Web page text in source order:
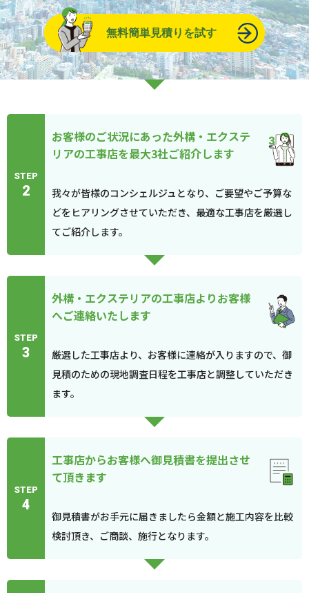
無料簡単見積りを試す
STEP
2
お客様のご状況にあった外構・エクステ
リアの工事店を最大3社ご紹介します
我々が皆様のコンシェルジュとなり、ご要望やご予算な
どをヒアリングさせていただき、最適な工事店を厳選し
てご紹介します。
STEP
3
外構・エクステリアの工事店よりお客様
へご連絡いたします
厳選した工事店より、お客様に連絡が入りますので、御
見積のための現地調査日程を工事店と調整していただき
ます。
STEP
4
工事店からお客様へ御見積書を提出させ
て頂きます
御見積書がお手元に届きましたら金額と施工内容を比較
検討頂き、ご商談、施行となります。